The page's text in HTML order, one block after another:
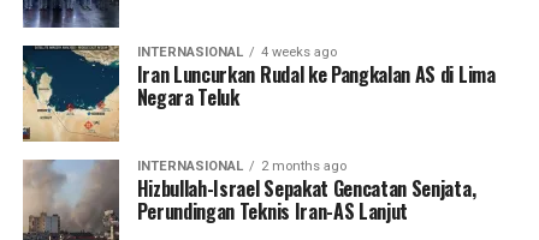
INTERNASIONAL 4 weeks ago
Iran Luncurkan Rudal ke Pangkalan AS di Lima
Negara Teluk
INTERNASIONAL 2 months ago
Hizbullah-Israel Sepakat Gencatan Senjata,
Perundingan Teknis Iran-AS Lanjut